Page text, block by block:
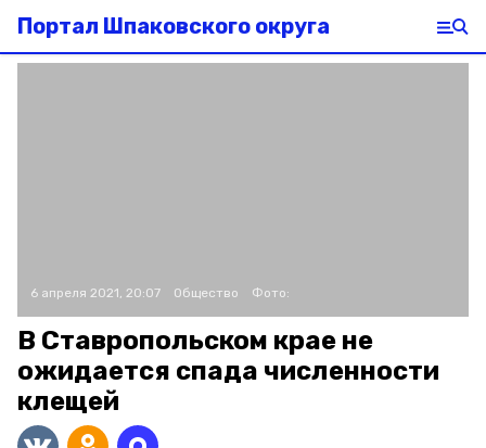
Портал Шпаковского округа
6 апреля 2021, 20:07 Общество Фото:
В Ставропольском крае не
ожидается спада численности
клещей